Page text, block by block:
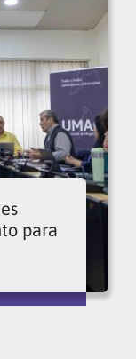
para